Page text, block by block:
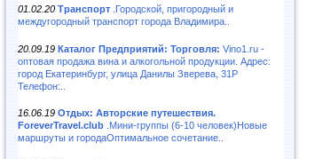
01.02.20 Транспорт .Городской, пригородный и
междугородный транспорт города Владимира..
20.09.19 Каталог Предприятий: Торговля: Vino1.ru -
оптовая продажа вина и алкогольной продукции. Адрес:
город Екатеринбург, улица Данилы Зверева, 31Р
Телефон:..
16.06.19 Отдых: Авторские путешествия.
ForeverTravel.club .Мини-группы (6-10 человек)Новые
маршруты и городаОптимальное сочетание..